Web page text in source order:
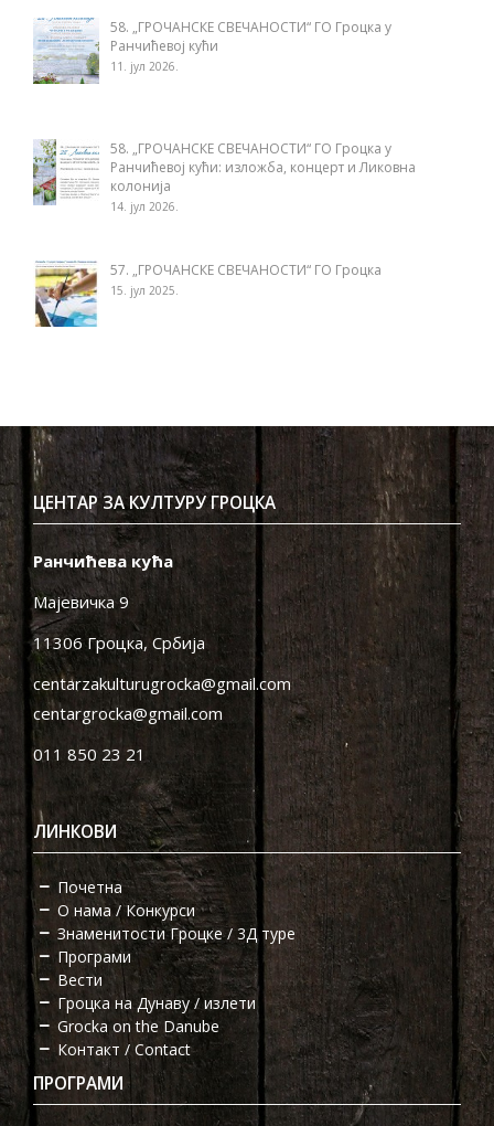
58. „ГРОЧАНСКЕ СВЕЧАНОСТИ“ ГО Гроцка у
Ранчићевој кући
11. јул 2026.
58. „ГРОЧАНСКЕ СВЕЧАНОСТИ“ ГО Гроцка у
Ранчићевој кући: изложба, концерт и Ликовна
колонија
14. јул 2026.
57. „ГРОЧАНСКЕ СВЕЧАНОСТИ“ ГО Гроцка
15. јул 2025.
ЦЕНТАР ЗА КУЛТУРУ ГРОЦКА
Ранчићева кућа
Мајевичка 9
11306 Гроцка, Србија
centarzakulturugrocka@gmail.com
centargrocka@gmail.com
011 850 23 21
ЛИНКОВИ
Почетна
О нама / Конкурси
Знаменитости Гроцке / 3Д туре
Програми
Вести
Гроцка на Дунаву / излети
Grocka on the Danube
Контакт / Contact
ПРОГРАМИ